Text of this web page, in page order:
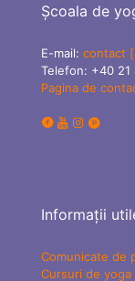
Școala de
E-mail: contact
Telefon: +40 21
Pagina de
Informații
Comunicate de
Cursuri de yoga